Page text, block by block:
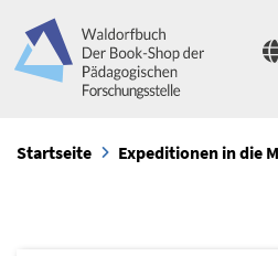
Startseite Expeditionen in die